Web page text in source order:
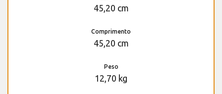
45,20 cm
Comprimento
45,20 cm
Peso
12,70 kg